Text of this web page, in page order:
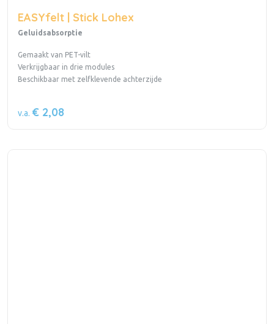
EASYfelt | Stick Lohex
Geluidsabsorptie
Gemaakt van PET-vilt
Verkrijgbaar in drie modules
Beschikbaar met zelfklevende achterzijde
v.a. € 2,08